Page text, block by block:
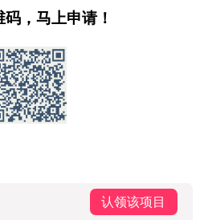
，马上申请！
认领该项目